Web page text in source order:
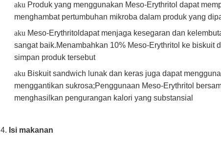
aku Produk yang menggunakan Meso-Erythritol dapat
menghambat pertumbuhan mikroba dalam produk yang
aku Meso-Erythritol dapat menjaga kesegaran dan
sangat baik.Menambahkan 10% Meso-Erythritol ke biskuit
simpan produk tersebut
aku Biskuit sandwich lunak dan keras juga dapat
menggantikan sukrosa;Penggunaan Meso-Erythritol
menghasilkan pengurangan kalori yang substansial
4. Isi makanan